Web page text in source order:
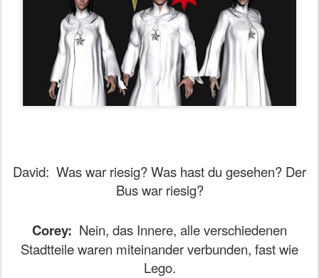
David: Was war riesig? Was hast du gesehen? Der
Bus war riesig?
Corey: Nein, das Innere, alle verschiedenen
Stadtteile waren miteinander verbunden, fast wie
Lego.